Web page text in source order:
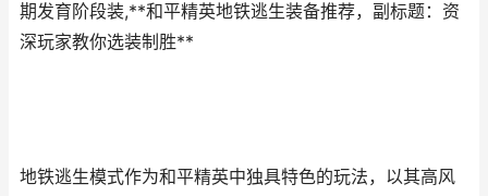
期发育阶段装,**和平精英地铁逃生装备推荐，副标题：资
深玩家教你选装制胜**
地铁逃生模式作为和平精英中独具特色的玩法，以其高风